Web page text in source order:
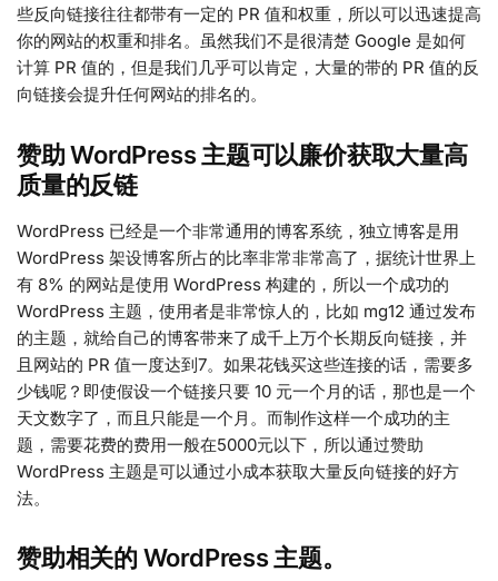
些反向链接往往都带有一定的 PR 值和权重，所以可以迅速提高
你的网站的权重和排名。虽然我们不是很清楚 Google 是如何
计算 PR 值的，但是我们几乎可以肯定，大量的带的 PR 值的反
向链接会提升任何网站的排名的。
赞助 WordPress 主题可以廉价获取大量高
质量的反链
WordPress 已经是一个非常通用的博客系统，独立博客是用
WordPress 架设博客所占的比率非常非常高了，据统计世界上
有 8% 的网站是使用 WordPress 构建的，所以一个成功的
WordPress 主题，使用者是非常惊人的，比如 mg12 通过发布
的主题，就给自己的博客带来了成千上万个长期反向链接，并
且网站的 PR 值一度达到7。如果花钱买这些连接的话，需要多
少钱呢？即使假设一个链接只要 10 元一个月的话，那也是一个
天文数字了，而且只能是一个月。而制作这样一个成功的主
题，需要花费的费用一般在5000元以下，所以通过赞助
WordPress 主题是可以通过小成本获取大量反向链接的好方
法。
赞助相关的 WordPress 主题。